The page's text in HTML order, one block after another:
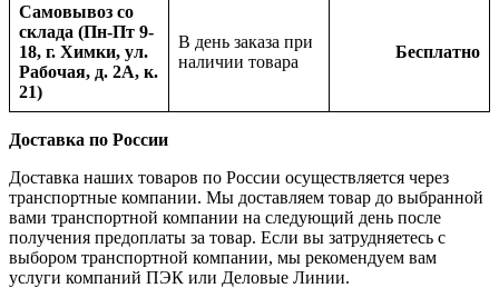
Самовывоз со
склада (Пн-Пт 9-
18, г. Химки, ул.
Рабочая, д. 2А, к.
21)
В день заказа при
наличии товара
Бесплатно
Доставка по России
Доставка наших товаров по России осуществляется через
транспортные компании. Мы доставляем товар до выбранной
вами транспортной компании на следующий день после
получения предоплаты за товар. Если вы затрудняетесь с
выбором транспортной компании, мы рекомендуем вам
услуги компаний ПЭК или Деловые Линии.